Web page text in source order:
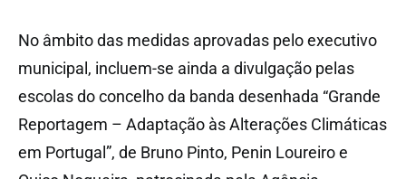
No âmbito das medidas aprovadas pelo executivo
municipal, incluem-se ainda a divulgação pelas
escolas do concelho da banda desenhada “Grande
Reportagem – Adaptação às Alterações Climáticas
em Portugal”, de Bruno Pinto, Penin Loureiro e